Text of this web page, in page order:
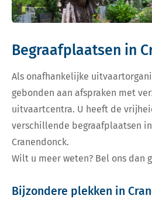
Begraafplaatsen in
Als onafhankelijke
gebonden aan afspraken met
uitvaartcentra. U heeft de
verschillende begraafplaatsen
Cranendonck.
Wilt u meer weten? Bel ons dan
Bijzondere plekken in